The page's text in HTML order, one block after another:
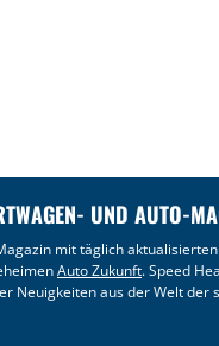
UND AUTO-
mit täglich aktualisierten
Auto Zukunft. Speed
Neuigkeiten aus der Welt der